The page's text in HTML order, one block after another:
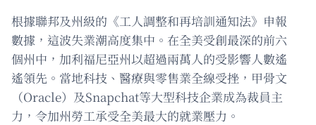
根據聯邦及州級的《工人調整和再培訓通知法》申報
數據，這波失業潮高度集中。在全美受創最深的前六
個州中，加利福尼亞州以超過兩萬人的受影響人數遙
遙領先。當地科技、醫療與零售業全線受挫，甲骨文
（Oracle）及Snapchat等大型科技企業成為裁員主
力，令加州勞工承受全美最大的就業壓力。